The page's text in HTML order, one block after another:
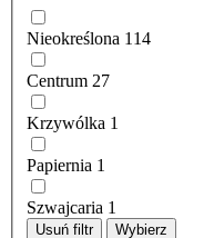
Nieokreślona 114
Centrum 27
Krzywólka 1
Papiernia 1
Szwajcaria 1
Usuń filtr Wybierz